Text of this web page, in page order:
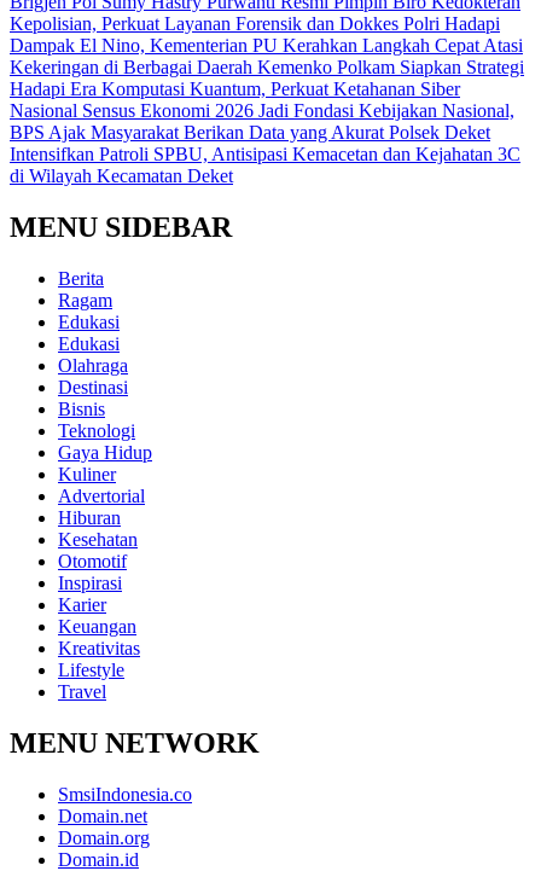
Kepolisian, Perkuat Layanan Forensik dan Dokkes Polri Hadapi
Dampak El Nino, Kementerian PU Kerahkan Langkah Cepat Atasi
Kekeringan di Berbagai Daerah Kemenko Polkam Siapkan Strategi
Hadapi Era Komputasi Kuantum, Perkuat Ketahanan Siber
Nasional Sensus Ekonomi 2026 Jadi Fondasi Kebijakan Nasional,
BPS Ajak Masyarakat Berikan Data yang Akurat Polsek Deket
Intensifkan Patroli SPBU, Antisipasi Kemacetan dan Kejahatan 3C
di Wilayah Kecamatan Deket
MENU SIDEBAR
Berita
Ragam
Edukasi
Edukasi
Olahraga
Destinasi
Bisnis
Teknologi
Gaya Hidup
Kuliner
Advertorial
Hiburan
Kesehatan
Otomotif
Inspirasi
Karier
Keuangan
Kreativitas
Lifestyle
Travel
MENU NETWORK
SmsiIndonesia.co
Domain.net
Domain.org
Domain.id